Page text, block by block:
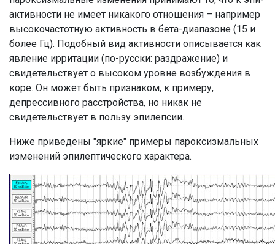
активности не имеет никакого отношения – например
высокочастотную активность в бета-диапазоне (15 и
более Гц). Подобный вид активности описывается как
явление ирритации (по-русски: раздражение) и
свидетельствует о высоком уровне возбуждения в
коре. Он может быть признаком, к примеру,
депрессивного расстройства, но никак не
свидетельствует в пользу эпилепсии.
Ниже приведены "яркие" примеры пароксизмальных
изменений эпилептического характера.